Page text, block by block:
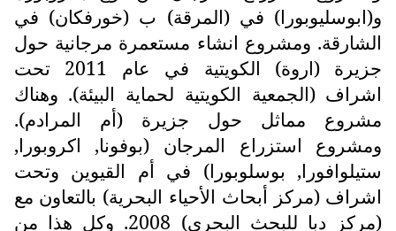
و(ابوسليوبورا) في (المرقة) ب (خورفكان) في
الشارقة. ومشروع انشاء مستعمرة مرجانية حول
جزيرة (اروة) الكويتية في عام 2011 تحت
اشراف (الجمعية الكويتية لحماية البيئة). وهناك
مشروع مماثل حول جزيرة (أم المرادم).
ومشروع استزراع المرجان (بوفونا, اكروبورا,
ستيلوافورا, بوسلوبورا) في أم القيوين وتحت
اشراف (مركز أبحاث الأحياء البحرية) بالتعاون مع
(مركز دبا للبحث البحري) 2008. وكل هذا من